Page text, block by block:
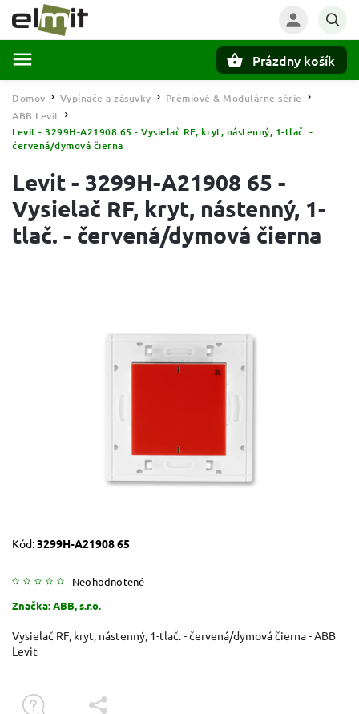
Prázdny košík
Domov / Vypínače a zásuvky / Prémiové & Modulárne série /
ABB Levit /
Levit - 3299H-A21908 65 - Vysielač RF, kryt, nástenný, 1-tlač. -
červená/dymová čierna
Levit - 3299H-A21908 65 -
Vysielač RF, kryt, nástenný, 1-
tlač. - červená/dymová čierna
Kód:3299H-A21908 65
Neohodnotené
Značka:ABB, s.r.o.
Vysielač RF, kryt, nástenný, 1-tlač. - červená/dymová čierna - ABB
Levit